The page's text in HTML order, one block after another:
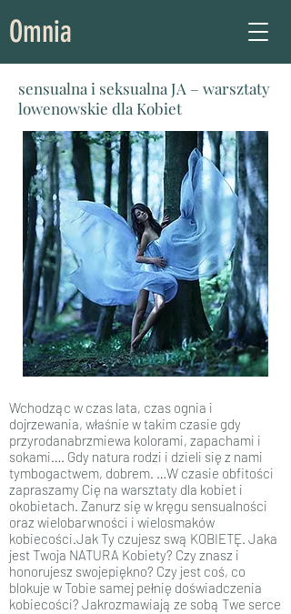
Omnia
sensualna i seksualna JA – warsztaty
lowenowskie dla Kobiet
Wchodząc w czas lata, czas ognia i
dojrzewania, właśnie w takim czasie gdy
przyrodanabrzmiewa kolorami, zapachami i
sokami…. Gdy natura rodzi i dzieli się z nami
tymbogactwem, dobrem. …W czasie obfitości
zapraszamy Cię na warsztaty dla kobiet i
okobietach. Zanurz się w kręgu sensualności
oraz wielobarwności i wielosmaków
kobiecości.Jak Ty czujesz swą KOBIETĘ. Jaka
jest Twoja NATURA Kobiety? Czy znasz i
honorujesz swojepiękno? Czy jest coś, co
blokuje w Tobie samej pełnię doświadczenia
kobiecości? Jakrozmawiają ze sobą Twe serce